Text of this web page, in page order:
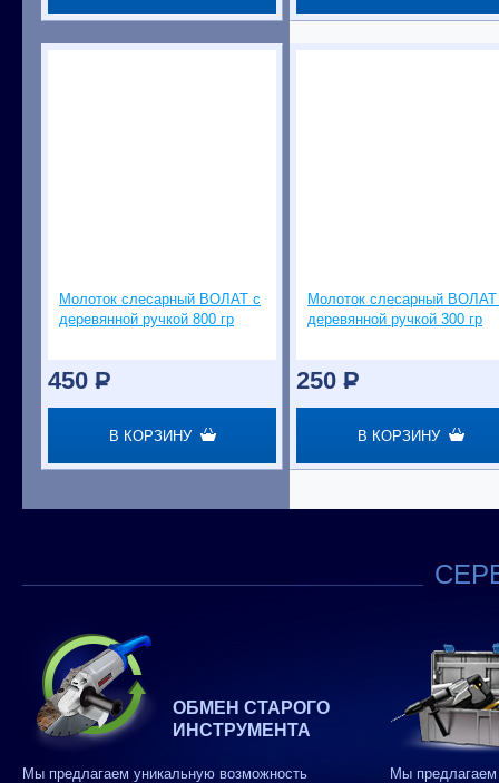
Молоток слесарный ВОЛАТ с
деревянной ручкой 800 гр
450 P
В КОРЗИНУ
Молоток слесарный ВОЛАТ
деревянной ручкой 300 гр
250 P
В КОРЗИНУ
ОБМЕН СТАРОГО
ИНСТРУМЕНТА
Мы предлагаем уникальную возможность Мы